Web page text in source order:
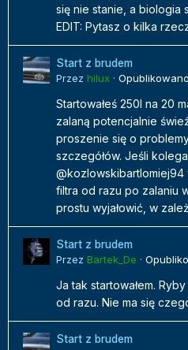
się nie stanie, a biologia
EDIT: Pytasz o kilka
Start z brudem
Przez hilux · Opublikowano
Startowałeś 250l na 20
zalaną potencjalnie
proszenie się o
szczegółów. Jeśli kolega
@kozlowskibartlomiej94
filtra od razu po zalaniu
prostu wyjałowić, w
Start z brudem
Przez Bartek_De ·
Ja tak startowałem.
od razu. Nie ma się
Start z brudem